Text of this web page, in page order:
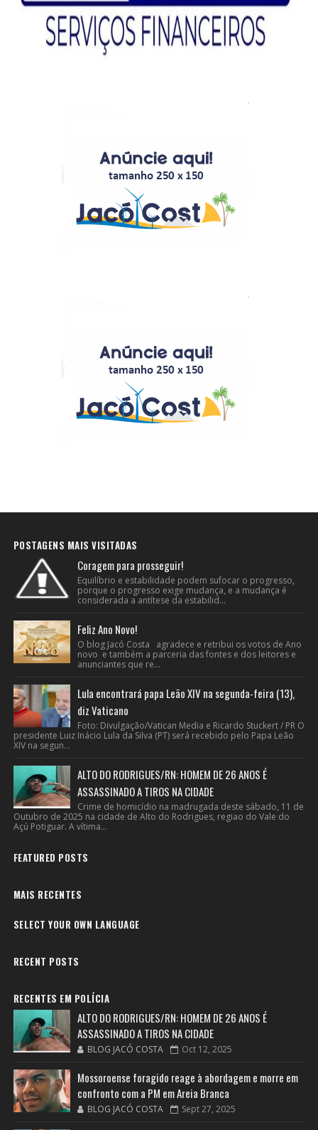
POSTAGENS MAIS VISITADAS
Coragem para prosseguir!
Equilíbrio e estabilidade podem sufocar o progresso,
porque o progresso exige mudança, e a mudança é
considerada a antítese da estabilid...
Feliz Ano Novo!
O blog Jacó Costa agradece e retribui os votos de Ano
novo e também a parceria das fontes e dos leitores e
anunciantes que re...
Lula encontrará papa Leão XIV na segunda-feira (13),
diz Vaticano
Foto: Divulgação/Vatican Media e Ricardo Stuckert / PR O
presidente Luiz Inácio Lula da Silva (PT) será recebido pelo Papa Leão
XIV na segun...
ALTO DO RODRIGUES/RN: HOMEM DE 26 ANOS É
ASSASSINADO A TIROS NA CIDADE
Crime de homicídio na madrugada deste sábado, 11 de
Outubro de 2025 na cidade de Alto do Rodrigues, regiao do Vale do
Açú Potiguar. A vítima...
FEATURED POSTS
MAIS RECENTES
SELECT YOUR OWN LANGUAGE
RECENT POSTS
RECENTES EM POLÍCIA
ALTO DO RODRIGUES/RN: HOMEM DE 26 ANOS É
ASSASSINADO A TIROS NA CIDADE
BLOG JACÓ COSTA Oct 12, 2025
Mossoroense foragido reage à abordagem e morre em
confronto com a PM em Areia Branca
BLOG JACÓ COSTA Sept 27, 2025